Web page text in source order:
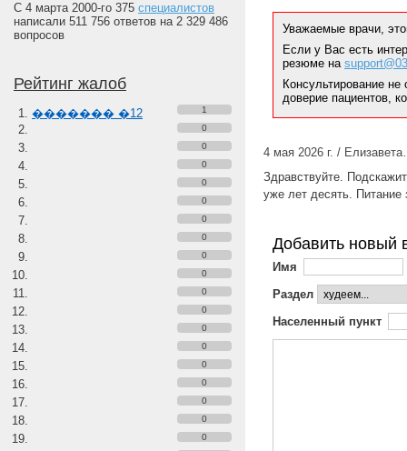
С 4 марта 2000-го 375 специалистов
написали 511 756 ответов на 2 329 486
вопросов
Рейтинг жалоб
������� �12
1
0
0
0
0
0
0
0
0
0
0
0
0
0
0
0
0
0
0
Уважаемые врачи,
Если у Вас есть
резюме на
Консультирование
доверие пациентов,
4 мая 2026 г. /
Здравствуйте.
уже лет десять.
Добавить новый
Имя
Раздел
Населенный пункт